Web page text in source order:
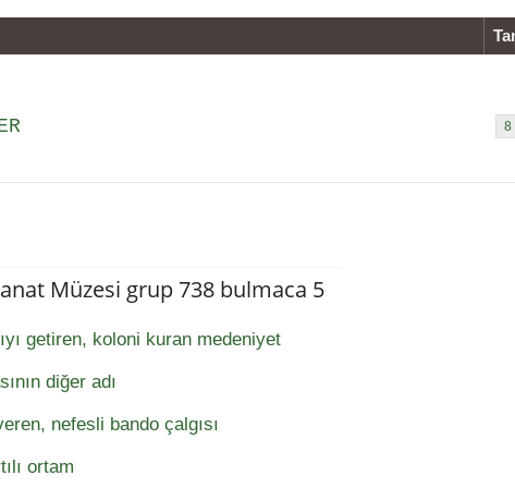
8
Müzesi grup 738 bulmaca 5
getiren, koloni kuran medeniyet
diğer adı
nefesli bando çalgısı
ortam